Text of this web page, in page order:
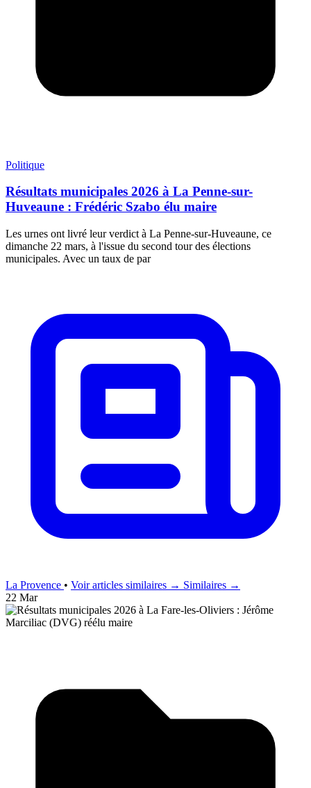
Politique
Résultats municipales 2026 à La Penne-sur-
Huveaune : Frédéric Szabo élu maire
Les urnes ont livré leur verdict à La Penne-sur-Huveaune, ce
dimanche 22 mars, à l'issue du second tour des élections
municipales. Avec un taux de par
La Provence • Voir articles similaires → Similaires →
22 Mar